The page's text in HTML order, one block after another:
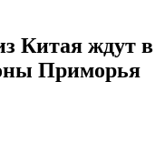
Китая ждут
Приморья